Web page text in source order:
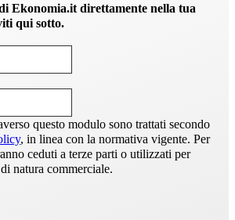
Ekonomia.it direttamente nella tua
qui sotto.
questo modulo sono trattati secondo
, in linea con la normativa vigente. Per
ceduti a terze parti o utilizzati per
natura commerciale.